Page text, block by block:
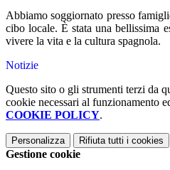
Abbiamo soggiornato presso
cibo locale. È stata una bellissima
vivere la vita e la cultura spagnola.
Notizie
Questo sito o gli strumenti terzi da
cookie necessari al funzionamento
COOKIE POLICY.
Personalizza Rifiuta tutti i cookies
Gestione cookie